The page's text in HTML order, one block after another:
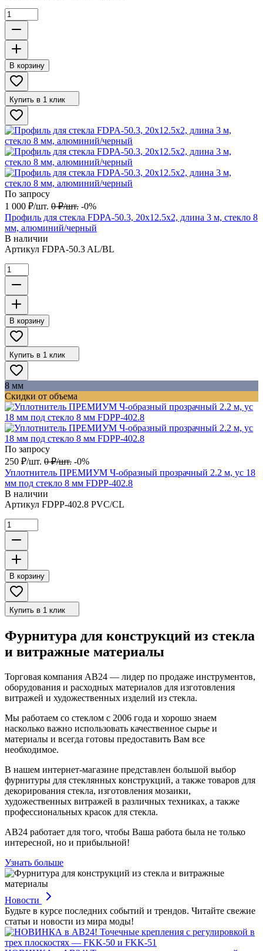
В корзину
Купить в 1 клик
По запросу
1 000 ₽/шт. 0 ₽/шт. -0%
Профиль для стекла FDPA-50.3, 20х12.5х2, длина 3 м, стекло 8
мм, алюминий/черный
В наличии
Артикул FDPA-50.3 AL/BL
В корзину
Купить в 1 клик
8 мм
Скидки от объема
По запросу
250 ₽/шт. 0 ₽/шт. -0%
Уплотнитель ПРЕМИУМ Ч-образный прозрачный 2.2 м, ус 18
мм под стекло 8 мм FDPP-402.8
В наличии
Артикул FDPP-402.8 PVC/CL
В корзину
Купить в 1 клик
Фурнитура для конструкций из стекла
и витражные материалы
Торговая компания АВ24 — лидер по продаже инструментов,
оборудования и расходных материалов для изготовления
витражей и художественных изделий из стекла.
Мы работаем со стеклом с 2006 года и хорошо знаем
насколько важно использовать качественное сырье и
материалы и всегда готовы предоставить Вам все
необходимое.
В нашем интернет-магазине представлен большой выбор
фурнитуры для стеклянных конструкций, а также товаров для
декорирования стекла, изготовления мозаики,
художественных витражей в различных техниках, а также
профессиональных красок для стекла.
АВ24 работает для того, чтобы Ваша работа была не только
интересной, но и прибыльной!
Узнать больше
Новости
Будьте в курсе последних событий и трендов. Читайте свежие
статьи и новости из мира моды!